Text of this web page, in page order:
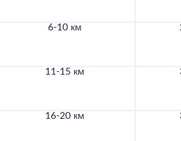
6-10 км
11-15 км
16-20 км